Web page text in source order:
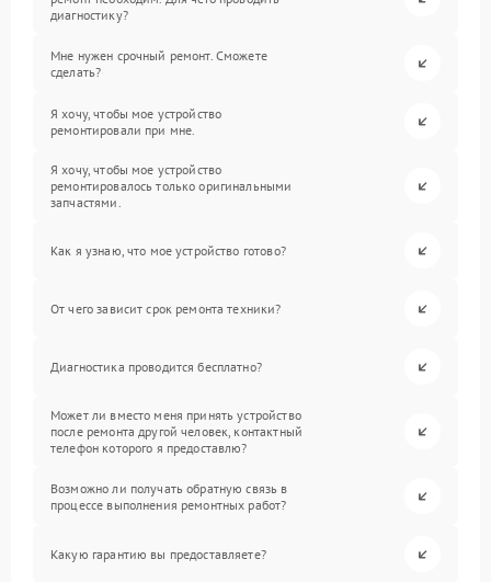
диагностику?
Мне нужен срочный ремонт. Сможете
сделать?
Я хочу, чтобы мое устройство
ремонтировали при мне.
Я хочу, чтобы мое устройство
ремонтировалось только оригинальными
запчастями.
Как я узнаю, что мое устройство готово?
От чего зависит срок ремонта техники?
Диагностика проводится бесплатно?
Может ли вместо меня принять устройство
после ремонта другой человек, контактный
телефон которого я предоставлю?
Возможно ли получать обратную связь в
процессе выполнения ремонтных работ?
Какую гарантию вы предоставляете?